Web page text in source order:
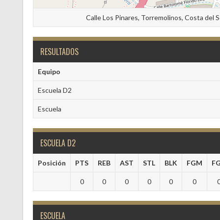
Calle Los Pinares, Torremolinos, Costa del
RESULTADOS
Equipo
Escuela D2
Escuela
ESCUELA D2
Posición PTS REB AST STL BLK FGM
0 0 0 0 0 0
ESCUELA